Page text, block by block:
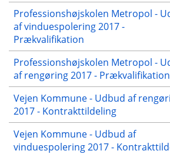
Professionshøjskolen Metropol -
af vinduespolering 2017 -
Prækvalifikation
Professionshøjskolen Metropol -
af rengøring 2017 - Prækvalifikation
Vejen Kommune - Udbud af
2017 - Kontrakttildeling
Vejen Kommune - Udbud af
vinduespolering 2017 -